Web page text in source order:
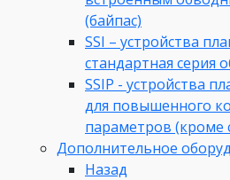
(байпас)
SSI – устройства
стандартная серия
SSIP - устройства
для повышенного
параметров (кроме
Дополнительное
Назад